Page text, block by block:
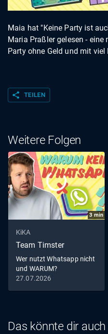
Maia hat "Keine Party ist
Maria Praßler gelesen - eine
Party ohne Geld und mit viel
share TEILEN
Weitere Folgen
3 min
KiKA
Team Timster
Wer nutzt Whatsapp nicht
und WARUM?
27.07.2026
Das könnte dir